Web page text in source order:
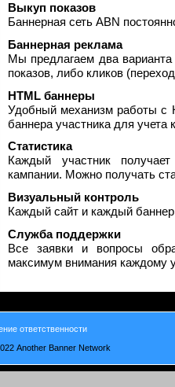
Выкуп показов
Баннерная сеть ABN
Баннерная реклама
Мы предлагаем два
показов, либо кликов
HTML баннеры
Удобный механизм работы с
баннера участника для
Статистика
Каждый участник
кампании. Можно получать
Визуальный контроль
Каждый сайт и каждый
Служба поддержки
Все заявки и вопросы
максимум внимания каждому
ответственности
Another Banner Network